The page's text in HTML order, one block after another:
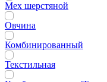
Мех шерстяной
Овчина
Комбинированный
Текстильная